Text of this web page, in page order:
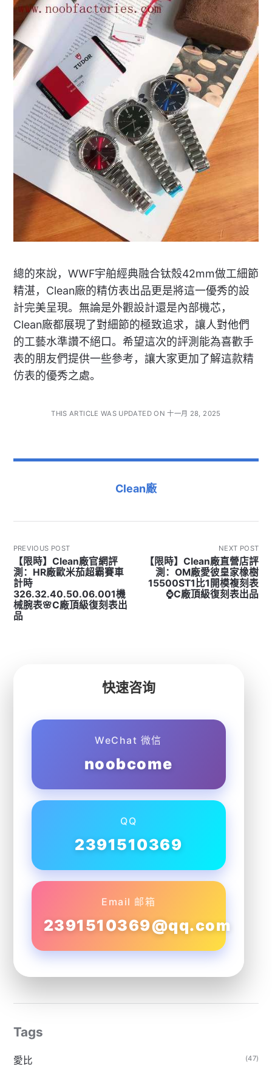
總的來說，WWF宇舶經典融合钛殼42mm做工細節
精湛，Clean廠的精仿表出品更是將這一優秀的設
計完美呈現。無論是外觀設計還是內部機芯，
Clean廠都展現了對細節的極致追求，讓人對他們
的工藝水準讚不絕口。希望這次的評測能為喜歡手
表的朋友們提供一些參考，讓大家更加了解這款精
仿表的優秀之處。
THIS ARTICLE WAS UPDATED ON 十一月 28, 2025
Clean廠
PREVIOUS POST
【限時】Clean廠官網評
測：HR廠歐米茄超霸賽車
計時
326.32.40.50.06.001機
械腕表🌸C廠頂級復刻表出
品
NEXT POST
【限時】Clean廠直營店評
測：OM廠愛彼皇家橡樹
15500ST1比1開模複刻表
⌚C廠頂級復刻表出品
快速咨询
WeChat 微信
noobcome
QQ
2391510369
Email 邮箱
2391510369@qq.com
Tags
愛比 (47)